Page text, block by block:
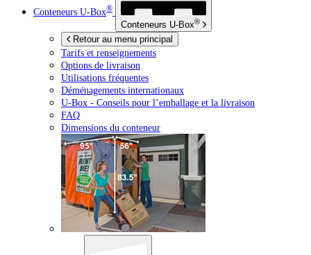
Conteneurs U-Box®
Conteneurs U-Box®
Retour au menu principal
Tarifs et renseignements
Options de livraison
Utilisations fréquentes
Déménagements internationaux
U-Box - Conseils pour l’emballage et la livraison
FAQ
Dimensions du conteneur